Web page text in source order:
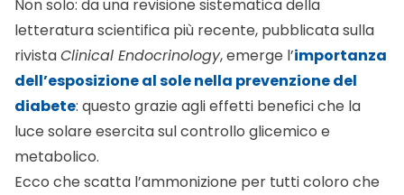
Non solo: da una revisione sistematica della
letteratura scientifica più recente, pubblicata sulla
rivistaClinical Endocrinology, emerge l’importanza
dell’esposizione al sole nella prevenzione del
diabete: questo grazie agli effetti benefici che la
luce solare esercita sul controllo glicemico e
metabolico.
Ecco che scatta l’ammonizione per tutti coloro che